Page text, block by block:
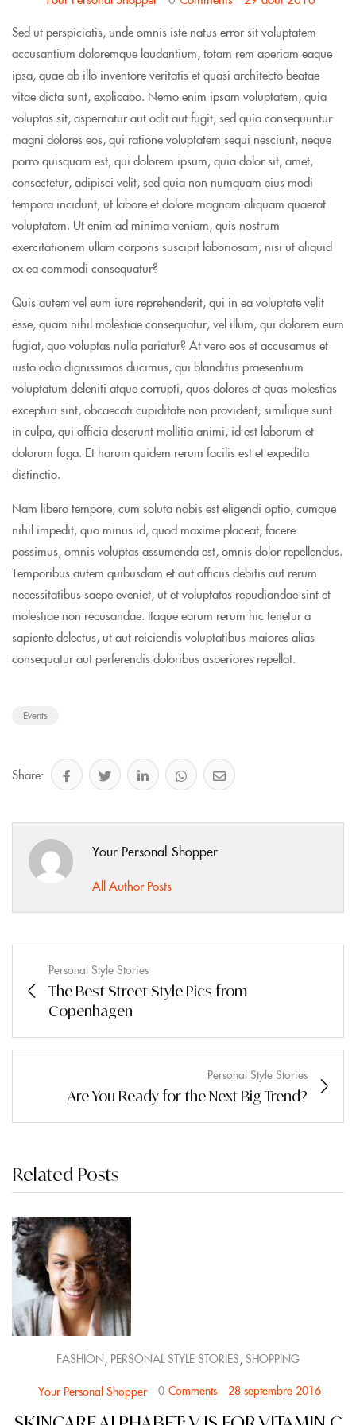
Sed ut perspiciatis, unde omnis iste natus error sit voluptatem
accusantium doloremque laudantium, totam rem aperiam eaque
ipsa, quae ab illo inventore veritatis et quasi architecto beatae
vitae dicta sunt, explicabo. Nemo enim ipsam voluptatem, quia
voluptas sit, aspernatur aut odit aut fugit, sed quia consequuntur
magni dolores eos, qui ratione voluptatem sequi nesciunt, neque
porro quisquam est, qui dolorem ipsum, quia dolor sit, amet,
consectetur, adipisci velit, sed quia non numquam eius modi
tempora incidunt, ut labore et dolore magnam aliquam quaerat
voluptatem. Ut enim ad minima veniam, quis nostrum
exercitationem ullam corporis suscipit laboriosam, nisi ut aliquid
ex ea commodi consequatur?
Quis autem vel eum iure reprehenderit, qui in ea voluptate velit
esse, quam nihil molestiae consequatur, vel illum, qui dolorem eum
fugiat, quo voluptas nulla pariatur? At vero eos et accusamus et
iusto odio dignissimos ducimus, qui blanditiis praesentium
voluptatum deleniti atque corrupti, quos dolores et quas molestias
excepturi sint, obcaecati cupiditate non provident, similique sunt
in culpa, qui officia deserunt mollitia animi, id est laborum et
dolorum fuga. Et harum quidem rerum facilis est et expedita
distinctio.
Nam libero tempore, cum soluta nobis est eligendi optio, cumque
nihil impedit, quo minus id, quod maxime placeat, facere
possimus, omnis voluptas assumenda est, omnis dolor repellendus.
Temporibus autem quibusdam et aut officiis debitis aut rerum
necessitatibus saepe eveniet, ut et voluptates repudiandae sint et
molestiae non recusandae. Itaque earum rerum hic tenetur a
sapiente delectus, ut aut reiciendis voluptatibus maiores alias
consequatur aut perferendis doloribus asperiores repellat.
Events
Share:
Your Personal Shopper
All Author Posts
Personal Style Stories
The Best Street Style Pics from
Copenhagen
Personal Style Stories
Are You Ready for the Next Big Trend?
Related Posts
FASHION, PERSONAL STYLE STORIES, SHOPPING
Your Personal Shopper 0 Comments 28 septembre 2016